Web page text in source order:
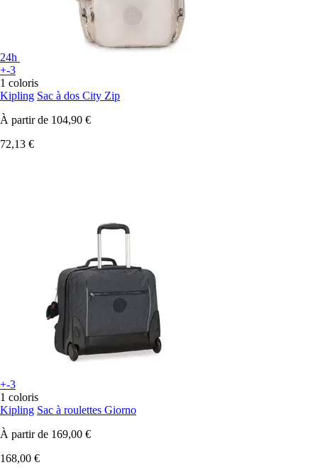
24h
+-3
1 coloris
Kipling Sac à dos City Zip
À partir de 104,90 €
72,13 €
+-3
1 coloris
Kipling Sac à roulettes Giorno
À partir de 169,00 €
168,00 €